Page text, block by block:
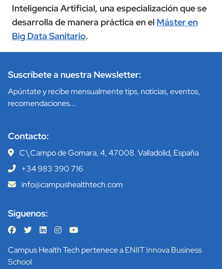
Inteligencia Artificial, una especialización que se
desarrolla de manera práctica en el Máster en
Big Data Sanitario.
Suscríbete a nuestra Newsletter:
Apúntate y recibe mensualmente tips, noticias, eventos,
recomendaciones...
Contacto:
C\ Campo de Gomara, 4, 47008. Valladolid, España
+34 983 390 716
info@campushealthtech.com
Síguenos:
Campus Health Tech pertenece aENIIT Innova Business
School